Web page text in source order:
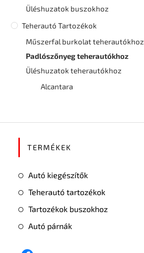
Üléshuzatok buszokhoz
Teherautó Tartozékok
Műszerfal burkolat teherautókhoz
Padlószőnyeg teherautókhoz
Üléshuzatok teherautókhoz
Alcantara
TERMÉKEK
Autó kiegészítők
Teherautó tartozékok
Tartozékok buszokhoz
Autó párnák